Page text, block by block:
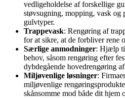
vedligeholdelse af forskellige
støvsugning, mopping, vask og
gulvtyper.
Trappevask: Rengøring af
for at sikre, at de forbliver rene
Særlige anmodninger: Hjælp
behov, såsom rengøring efter
dybdegående hovedrengøring
Miljøvenlige løsninger:
miljøvenlige
skånsomme mod både dit hjem